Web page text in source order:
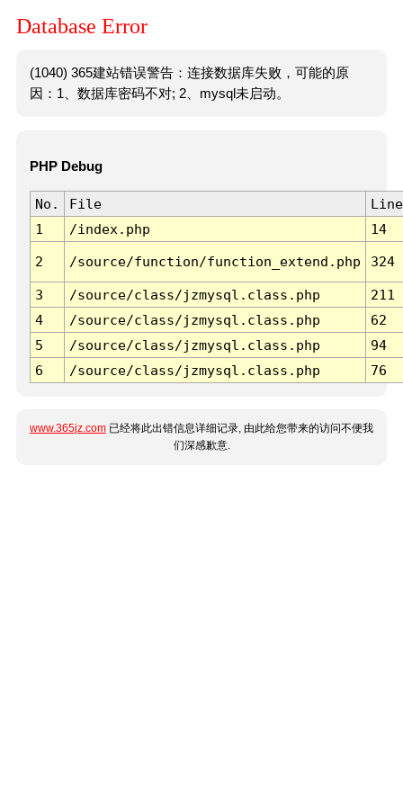
Database Error
(1040) 365建站错误警告：连接数据库失败，可能的原
因：1、数据库密码不对; 2、mysql未启动。
PHP Debug
No. File
Line
1
/index.php 14
2 /source/function/function_extend.php 324
3 /source/class/jzmysql.class.php
211
4
/source/class/jzmysql.class.php
62
5
/source/class/jzmysql.class.php
94
6
/source/class/jzmysql.class.php 76
www.365jz.com 已经将此出错信息详细记录, 由此给您带来的访问不便我
们深感歉意.